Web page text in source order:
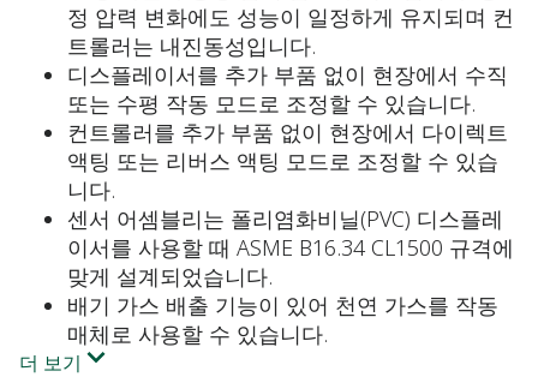
정 압력 변화에도 성능이 일정하게 유지되며 컨
트롤러는 내진동성입니다.
디스플레이서를 추가 부품 없이 현장에서 수직
또는 수평 작동 모드로 조정할 수 있습니다.
컨트롤러를 추가 부품 없이 현장에서 다이렉트
액팅 또는 리버스 액팅 모드로 조정할 수 있습
니다.
센서 어셈블리는 폴리염화비닐(PVC) 디스플레
이서를 사용할 때 ASME B16.34 CL1500 규격에
맞게 설계되었습니다.
배기 가스 배출 기능이 있어 천연 가스를 작동
매체로 사용할 수 있습니다.
더 보기